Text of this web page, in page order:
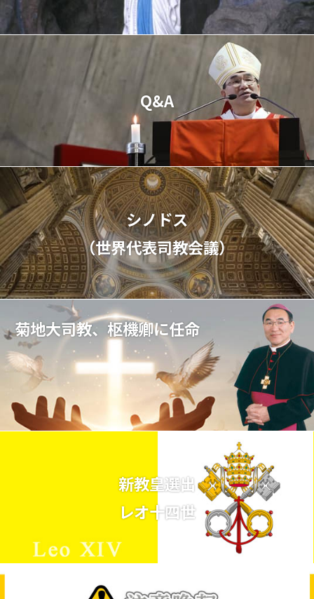
Q&A
シノドス
（世界代表司教会議）
菊地大司教、枢機卿に任命
新教皇選出
レオ十四世